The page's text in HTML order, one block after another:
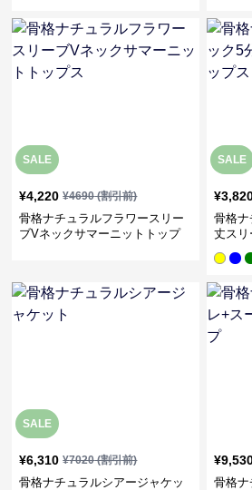
SALE
¥4,220 ¥4690(割引前)
骨格ナチュラルフラワースリー
ブVネックサマーニットトップ
SALE
¥
骨格ナ
丈スリ
SALE
¥6,310 ¥7020(割引前)
骨格ナチュラルシアージャケッ
¥
骨格ナ